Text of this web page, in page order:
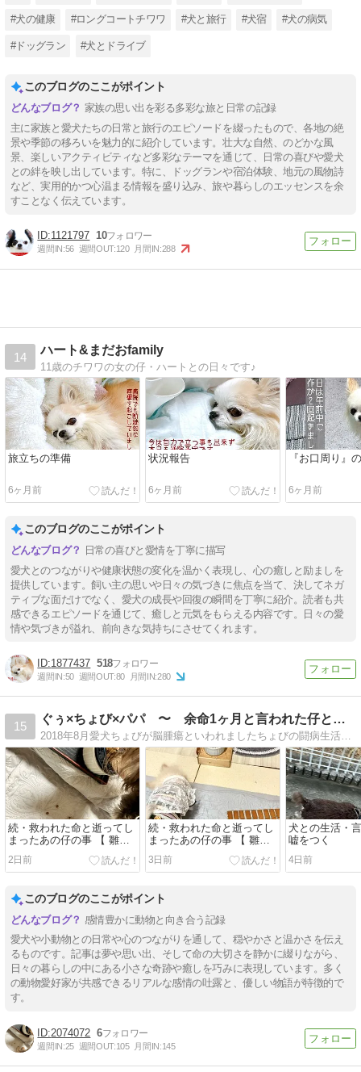
#犬の健康 #ロングコートチワワ #犬と旅行 #犬宿 #犬の病気
#ドッグラン #犬とドライブ
このブログのここがポイント
家族の思い出を彩る多彩な旅と日常の記録
主に家族と愛犬たちの日常と旅行のエピソードを綴ったもので、各地の絶
景や季節の移ろいを魅力的に紹介しています。壮大な自然、のどかな風
景、楽しいアクティビティなど多彩なテーマを通じて、日常の喜びや愛犬
との絆を映し出しています。特に、ドッグランや宿泊体験、地元の風物詩
など、実用的かつ心温まる情報を盛り込み、旅や暮らしのエッセンスを余
すことなく伝えています。
1121797 10
週間IN:56 週間OUT:120 月間IN:288
14
ハート&まだおfamily
11歳のチワワの女の仔・ハートとの日々です♪
旅立ちの準備
6ヶ月前
状況報告
6ヶ月前
『お口周り』
6ヶ月前
このブログのここがポイント
日常の喜びと愛情を丁寧に描写
愛犬とのつながりや健康状態の変化を温かく表現し、心の癒しと励ましを
提供しています。飼い主の思いや日々の気づきに焦点を当て、決してネガ
ティブな面だけでなく、愛犬の成長や回復の瞬間を丁寧に紹介。読者も共
感できるエピソードを通じて、癒しと元気をもらえる内容です。日々の愛
情や気づきが溢れ、前向きな気持ちにさせてくれます。
1877437 518
週間IN:50 週間OUT:80 月間IN:280
15
ぐぅ×ちょび×パパ 〜 余命1ヶ月と言われた仔とその家族
2018年8月愛犬ちょびが脳腫瘍といわれましたちょびの闘病生活とおとこ会議（ぐうとちょびとpapa）の記録です
続・救われた命と逝ってし
まったあの仔の事 【 雛鳥
編 ⑤ 言葉でならいくらで
も嘘がつけるのに 】
2日前
続・救われた命と逝ってし
まったあの仔の事 【 雛鳥
編 ④ 大量の虫をばら撒い
た正体は・・・ 】
3日前
犬との生活・
嘘をつく
4日前
このブログのここがポイント
感情豊かに動物と向き合う記録
愛犬や小動物との日常や心のつながりを通して、穏やかさと温かさを伝え
るものです。記事は夢や思い出、そして命の大切さを静かに綴りながら、
日々の暮らしの中にある小さな奇跡や癒しを巧みに表現しています。多く
の動物愛好家が共感できるリアルな感情の吐露と、優しい物語が特徴的で
す。
2074072 6
週間IN:25 週間OUT:105 月間IN:145